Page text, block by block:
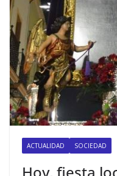
ACTUALIDAD SOCIEDAD
Hoy, fiesta